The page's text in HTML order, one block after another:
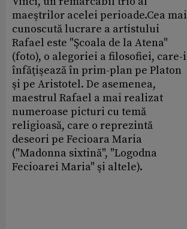
maeştrilor acelei perioade.Cea mai
cunoscută lucrare a artistului
Rafael este "Şcoala de la Atena"
(foto), o alegoriei a filosofiei, care-i
înfăţişează în prim-plan pe Platon
şi pe Aristotel. De asemenea,
maestrul Rafael a mai realizat
numeroase picturi cu temă
religioasă, care o reprezintă
deseori pe Fecioara Maria
("Madonna sixtină", "Logodna
Fecioarei Maria" şi altele).